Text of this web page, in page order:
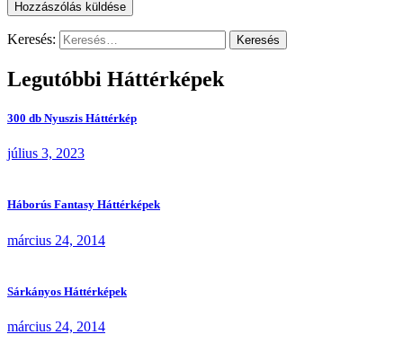
Keresés:
Legutóbbi Háttérképek
300 db Nyuszis Háttérkép
július 3, 2023
Háborús Fantasy Háttérképek
március 24, 2014
Sárkányos Háttérképek
március 24, 2014